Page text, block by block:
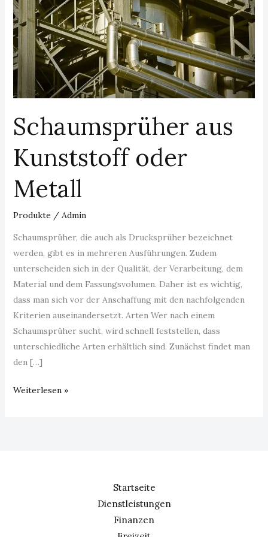
Schaumsprüher aus
Kunststoff oder
Metall
Produkte/ Admin
Schaumsprüher, die auch als Drucksprüher bezeichnet
werden, gibt es in mehreren Ausführungen. Zudem
unterscheiden sich in der Qualität, der Verarbeitung, dem
Material und dem Fassungsvolumen. Daher ist es wichtig,
dass man sich vor der Anschaffung mit den nachfolgenden
Kriterien auseinandersetzt. Arten Wer nach einem
Schaumsprüher sucht, wird schnell feststellen, dass
unterschiedliche Arten erhältlich sind. Zunächst findet man
den […]
Weiterlesen »
Startseite
Dienstleistungen
Finanzen